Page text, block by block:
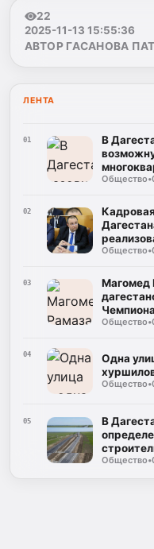
22
2025-11-13 15:55:36
АВТОР ГАСАНОВА
ЛЕНТА
01
В
Общество•
02
службе
Общество•
03
Магомед
Общество•
04
Одна
Общество•
05
В
Общество•